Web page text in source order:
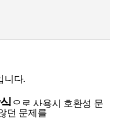
니다.
으로 사용시 호환성 문
던 문제를